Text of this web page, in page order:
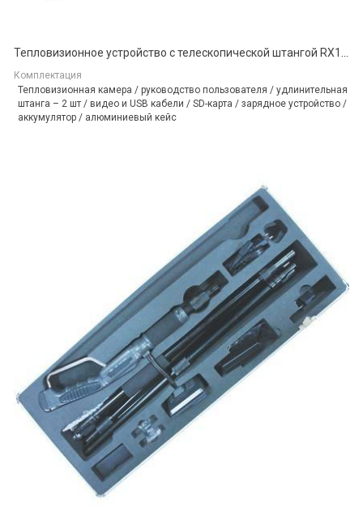
Комплектация
Тепловизионная камера / руководство пользователя / удлинительная
штанга – 2 шт / видео и USB кабели / SD-карта / зарядное устройство /
аккумулятор / алюминиевый кейс